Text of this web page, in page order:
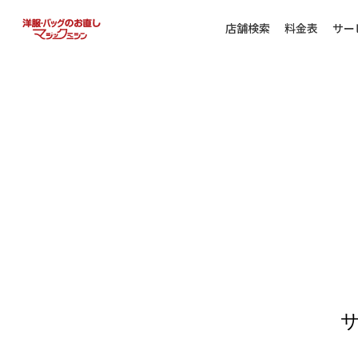
店舗検索 料金表 サー